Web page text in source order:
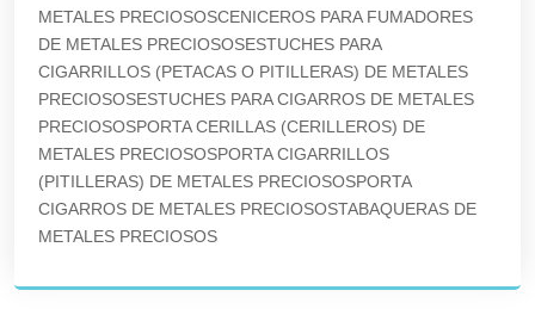
METALES PRECIOSOSCENICEROS PARA FUMADORES
DE METALES PRECIOSOSESTUCHES PARA
CIGARRILLOS (PETACAS O PITILLERAS) DE METALES
PRECIOSOSESTUCHES PARA CIGARROS DE METALES
PRECIOSOSPORTA CERILLAS (CERILLEROS) DE
METALES PRECIOSOSPORTA CIGARRILLOS
(PITILLERAS) DE METALES PRECIOSOSPORTA
CIGARROS DE METALES PRECIOSOSTABAQUERAS DE
METALES PRECIOSOS